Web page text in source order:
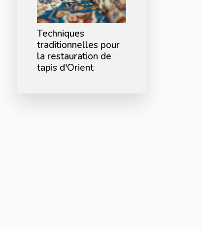
Techniques
traditionnelles pour
la restauration de
tapis d'Orient